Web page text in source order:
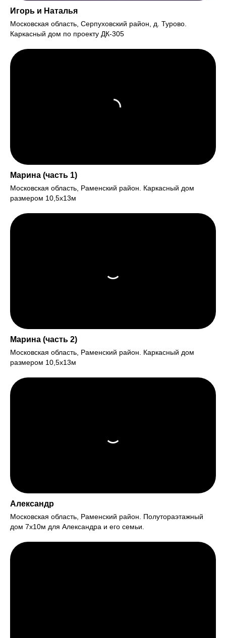
Игорь и Наталья
Московская область, Серпуховский район, д. Турово.
Каркасный дом по проекту ДК-305
Марина (часть 1)
Московская область, Раменский район. Каркасный дом
размером 10,5х13м
Марина (часть 2)
Московская область, Раменский район. Каркасный дом
размером 10,5х13м
Александр
Московская область, Раменский район. Полутораэтажный
дом 7х10м для Александра и его семьи.